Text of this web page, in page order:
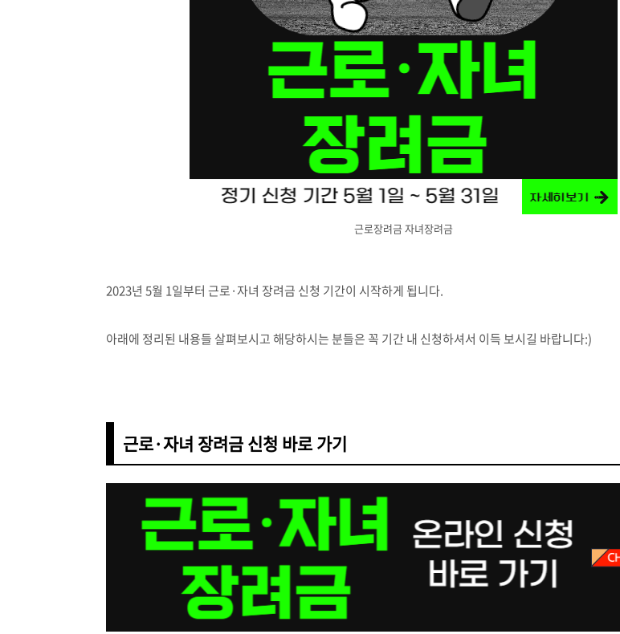
근로장려금 자녀장려금
2023년 5월 1일부터 근로·자녀 장려금 신청 기간이 시작하게 됩니다.
아래에 정리된 내용들 살펴보시고 해당하시는 분들은 꼭 기간 내 신청하셔서 이득 보시길 바랍니다:)
근로·자녀 장려금 신청 바로 가기